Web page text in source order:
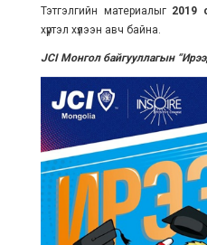
Тэтгэлгийн материалыг2019
хүртэл хүлээн авч байна.
JCI Монгол байгууллагын